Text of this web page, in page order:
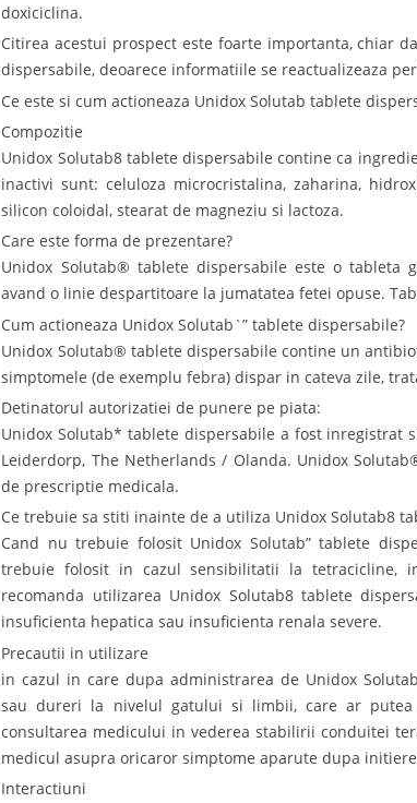
doxiciclina.
Citirea acestui prospect este foarte importanta, chiar
dispersabile, deoarece informatiile se reactualizeaza
Ce este si cum actioneaza Unidox Solutab tablete
Compozitie
Unidox Solutab8 tablete dispersabile contine ca
inactivi sunt: celuloza microcristalina, zaharina,
silicon coloidal, stearat de magneziu si lactoza.
Care este forma de prezentare?
Unidox Solutab® tablete dispersabile este o tableta
avand o linie despartitoare la jumatatea fetei opuse.
Cum actioneaza Unidox Solutab`” tablete dispersabile?
Unidox Solutab® tablete dispersabile contine un
simptomele (de exemplu febra) dispar in cateva zile,
Detinatorul autorizatiei de punere pe piata:
Unidox Solutab* tablete dispersabile a fost inregistrat
Leiderdorp, The Netherlands / Olanda. Unidox
de prescriptie medicala.
Ce trebuie sa stiti inainte de a utiliza Unidox Solutab8
Cand nu trebuie folosit Unidox Solutab” tablete
trebuie folosit in cazul sensibilitatii la tetracicline,
recomanda utilizarea Unidox Solutab8 tablete
insuficienta hepatica sau insuficienta renala severe.
Precautii in utilizare
in cazul in care dupa administrarea de Unidox
sau dureri la nivelul gatului si limbii, care ar putea
consultarea medicului in vederea stabilirii conduitei
medicul asupra oricaror simptome aparute dupa
Interactiuni